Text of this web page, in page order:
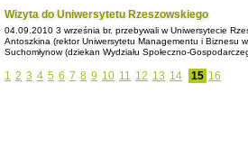
Wizyta do Uniwersytetu Rzeszowskiego
04.09.2010 3 września br. przebywali w Uniwersytecie
Antoszkina (rektor Uniwersytetu Managementu i Biznesu
Suchomłynow (dziekan Wydziału Społeczno-
1 2 3 4 5 6 7 8 9 10 11 12 13 14 15 16